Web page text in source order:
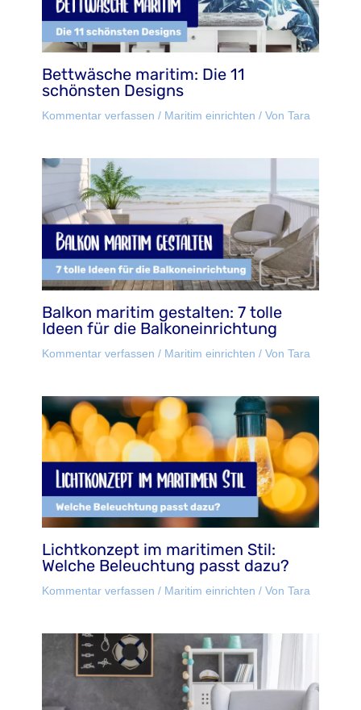
Bettwäsche maritim: Die 11
schönsten Designs
Kommentar verfassen / Maritim einrichten / Von Tara
Balkon maritim gestalten: 7 tolle
Ideen für die Balkoneinrichtung
Kommentar verfassen / Maritim einrichten / Von Tara
Lichtkonzept im maritimen Stil:
Welche Beleuchtung passt dazu?
Kommentar verfassen / Maritim einrichten / Von Tara